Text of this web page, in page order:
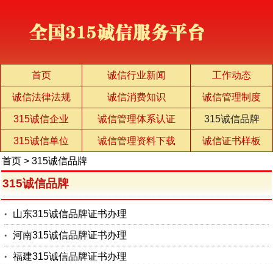
首页 诚信行业新闻 工作动态
诚信法律法规 诚信消费知识 诚信管理制度
315诚信企业 诚信管理体系认证 315诚信品牌
315诚信单位 诚信管理资料下载
诚信证书样板
首页 > 315诚信品牌
315诚信品牌
山东315诚信品牌证书办理
河南315诚信品牌证书办理
福建315诚信品牌证书办理